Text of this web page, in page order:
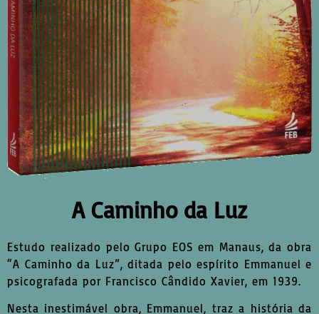
A Caminho da Luz
Estudo realizado pelo Grupo EOS em Manaus, da obra
“A Caminho da Luz”, ditada pelo espírito Emmanuel e
psicografada por Francisco Cândido Xavier, em 1939.
Nesta inestimável obra, Emmanuel, traz a história da